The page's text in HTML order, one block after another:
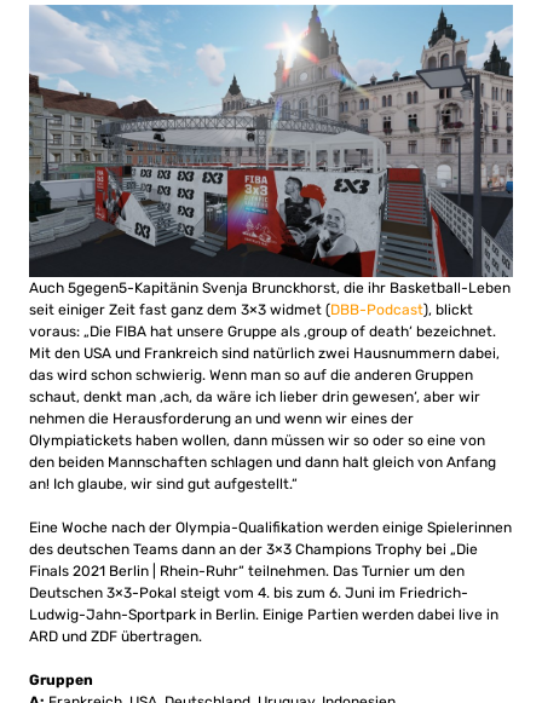
Auch 5gegen5-Kapitänin Svenja Brunckhorst, die ihr Basketball-Leben
seit einiger Zeit fast ganz dem 3×3 widmet (DBB-Podcast), blickt
voraus: „Die FIBA hat unsere Gruppe als ‚group of death‘ bezeichnet.
Mit den USA und Frankreich sind natürlich zwei Hausnummern dabei,
das wird schon schwierig. Wenn man so auf die anderen Gruppen
schaut, denkt man ‚ach, da wäre ich lieber drin gewesen‘, aber wir
nehmen die Herausforderung an und wenn wir eines der
Olympiatickets haben wollen, dann müssen wir so oder so eine von
den beiden Mannschaften schlagen und dann halt gleich von Anfang
an! Ich glaube, wir sind gut aufgestellt.“
Eine Woche nach der Olympia-Qualifikation werden einige Spielerinnen
des deutschen Teams dann an der 3×3 Champions Trophy bei „Die
Finals 2021 Berlin | Rhein-Ruhr“ teilnehmen. Das Turnier um den
Deutschen 3×3-Pokal steigt vom 4. bis zum 6. Juni im Friedrich-
Ludwig-Jahn-Sportpark in Berlin. Einige Partien werden dabei live in
ARD und ZDF übertragen.
Gruppen